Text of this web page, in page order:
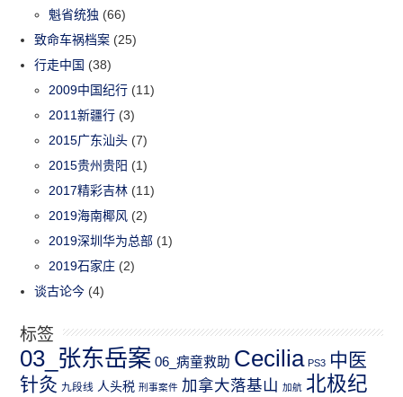
魁省统独 (66)
致命车祸档案 (25)
行走中国 (38)
2009中国纪行 (11)
2011新疆行 (3)
2015广东汕头 (7)
2015贵州贵阳 (1)
2017精彩吉林 (11)
2019海南椰风 (2)
2019深圳华为总部 (1)
2019石家庄 (2)
谈古论今 (4)
标签
03_张东岳案 06_病童救助 Cecilia PS3 中医
针灸 九段线 人头税 刑事案件 加拿大落基山 加航 北极纪